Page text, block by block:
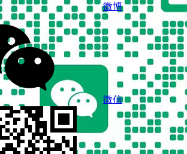
微博
微信